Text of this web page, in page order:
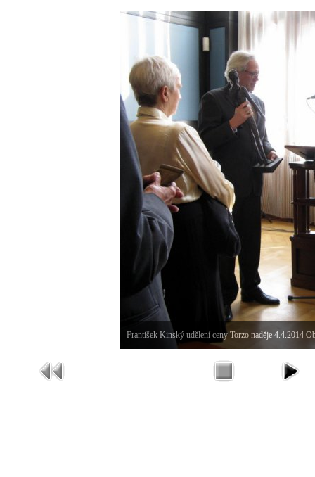
František Kinský udělení ceny Torzo naděje 4.4.2014